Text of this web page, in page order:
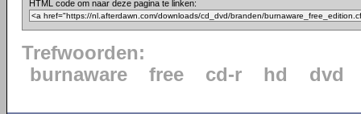
HTML code om naar deze pagina te linken:
Trefwoorden:
burnaware
free cd-r hd dvd